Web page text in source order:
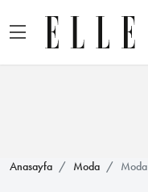
Anasayfa Moda